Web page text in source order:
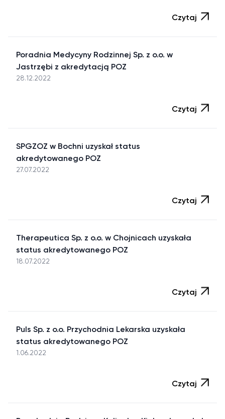
Czytaj
Poradnia Medycyny Rodzinnej Sp. z o.o. w
Jastrzębi z akredytacją POZ
28.12.2022
Czytaj
SPGZOZ w Bochni uzyskał status
akredytowanego POZ
27.07.2022
Czytaj
Therapeutica Sp. z o.o. w Chojnicach uzyskała
status akredytowanego POZ
18.07.2022
Czytaj
Puls Sp. z o.o. Przychodnia Lekarska uzyskała
status akredytowanego POZ
1.06.2022
Czytaj